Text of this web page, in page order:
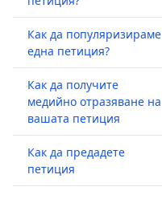
Как да популяризираме
една петиция?
Как да получите
медийно отразяване на
вашата петиция
Как да предадете
петиция